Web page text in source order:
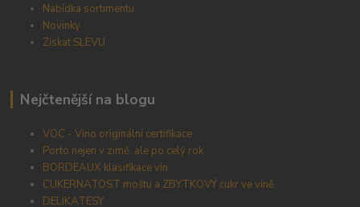
Nabídka sortimentu
Novinky
Získat SLEVU
Nejčtenější na blogu
VOC - Víno originální certifikace
Porto nejen v zimě, ale po celý rok
BORDEAUX klasifikace vín
CUKERNATOST moštu a ZBYTKOVÝ cukr ve víně
DELIKATESY